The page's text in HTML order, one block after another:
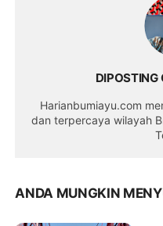
DIPOSTING
Harianbumiayu.com
dan terpercaya wilayah
ANDA MUNGKIN